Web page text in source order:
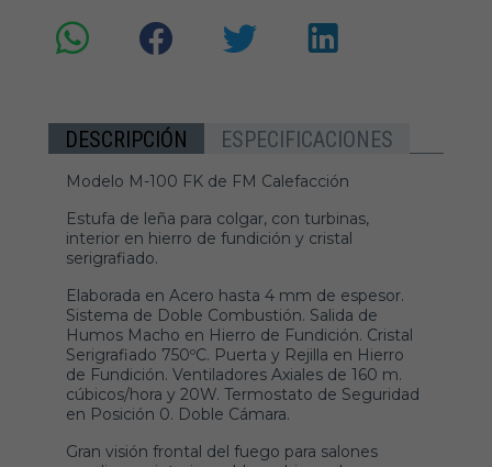
DESCRIPCIÓN ESPECIFICACIONES
Modelo M-100 FK de FM Calefacción
Estufa de leña para colgar, con turbinas,
interior en hierro de fundición y cristal
serigrafiado.
Elaborada en Acero hasta 4 mm de espesor.
Sistema de Doble Combustión. Salida de
Humos Macho en Hierro de Fundición. Cristal
Serigrafiado 750ºC. Puerta y Rejilla en Hierro
de Fundición. Ventiladores Axiales de 160 m.
cúbicos/hora y 20W. Termostato de Seguridad
en Posición 0. Doble Cámara.
Gran visión frontal del fuego para salones